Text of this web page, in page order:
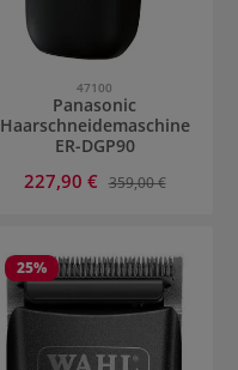
47100
Panasonic
Haarschneidemaschine
ER-DGP90
Verkaufspreis:
227,90 € Regulärer Preis:
359,00 €
25%